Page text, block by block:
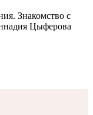
Знакомство с
Цыферова